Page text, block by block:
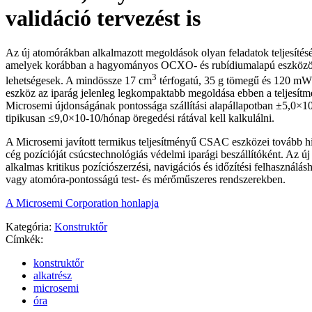
validáció tervezést is
Az új atomórákban alkalmazott megoldások olyan feladatok
amelyek korábban a hagyományos OCXO- és rubídiumalapú
lehetségesek. A mindössze 17 cm3 térfogatú, 35 g tömegű és 120
eszköz az iparág jelenleg legkompaktabb megoldása ebben a
Microsemi újdonságának pontossága szállítási alapállapotban
tipikusan ≤9,0×10-10/hónap öregedési rátával kell kalkulálni.
A Microsemi javított termikus teljesítményű CSAC eszközei tovább
cég pozícióját csúcstechnológiás védelmi iparági beszállítóként. Az
alkalmas kritikus pozíciószerzési, navigációs és időzítési
vagy atomóra-pontosságú test- és mérőműszeres rendszerekben.
A Microsemi Corporation honlapja
Kategória: Konstruktőr
Címkék:
konstruktőr
alkatrész
microsemi
óra